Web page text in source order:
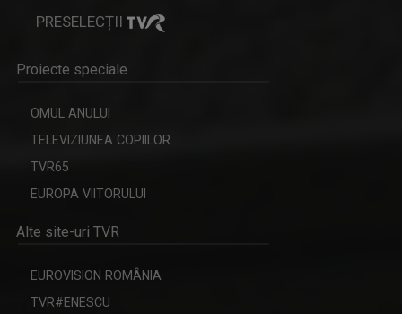
PRESELECȚII
Proiecte speciale
OMUL ANULUI
TELEVIZIUNEA COPIILOR
TVR65
EUROPA VIITORULUI
Alte site-uri TVR
EUROVISION ROMÂNIA
TVR#ENESCU